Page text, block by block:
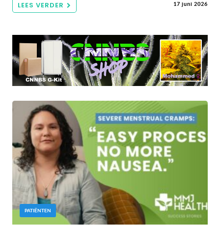
LEES VERDER 17 juni 2026
PATIËNTEN